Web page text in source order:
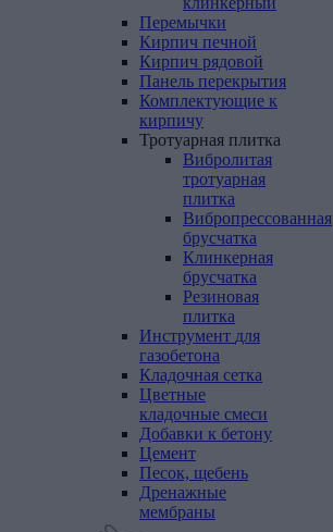
Перемычки
Кирпич печной
Кирпич рядовой
Панель перекрытия
Комплектующие к
кирпичу
Тротуарная плитка
Вибролитая
тротуарная
плитка
Вибропрессованная
брусчатка
Клинкерная
брусчатка
Резиновая
плитка
Инструмент для
газобетона
Кладочная сетка
Цветные
кладочные смеси
Добавки к бетону
Цемент
Песок, щебень
Дренажные
мембраны